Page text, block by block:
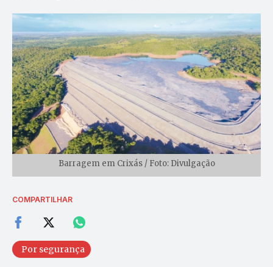
Barragem em Crixás / Foto: Divulgação
COMPARTILHAR
Por segurança